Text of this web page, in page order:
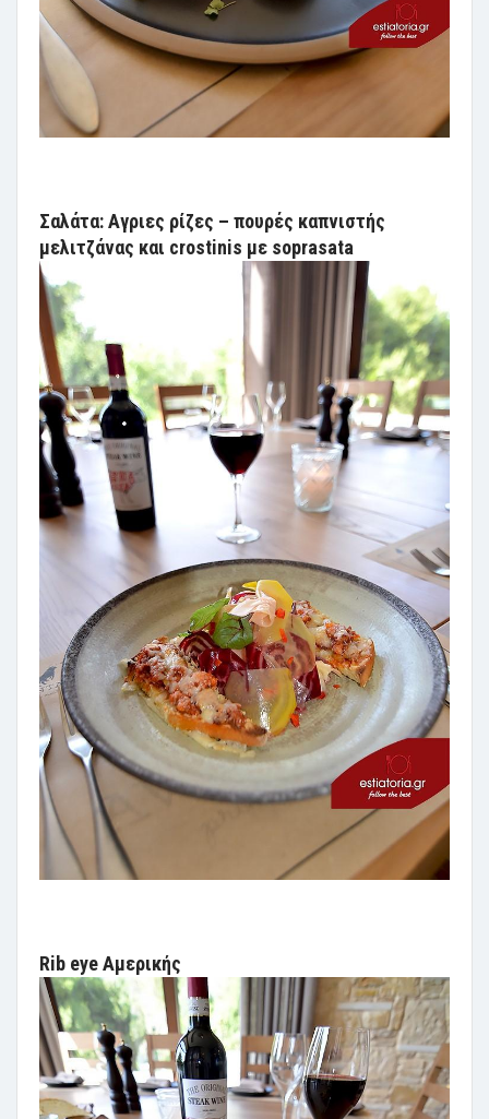
Σαλάτα: Αγριες ρίζες – πουρές καπνιστής
μελιτζάνας και crostinis με soprasata
Rib eye Αμερικής